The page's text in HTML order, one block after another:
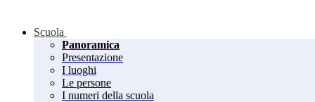
Scuola
Panoramica
Presentazione
I luoghi
Le persone
I numeri della scuola